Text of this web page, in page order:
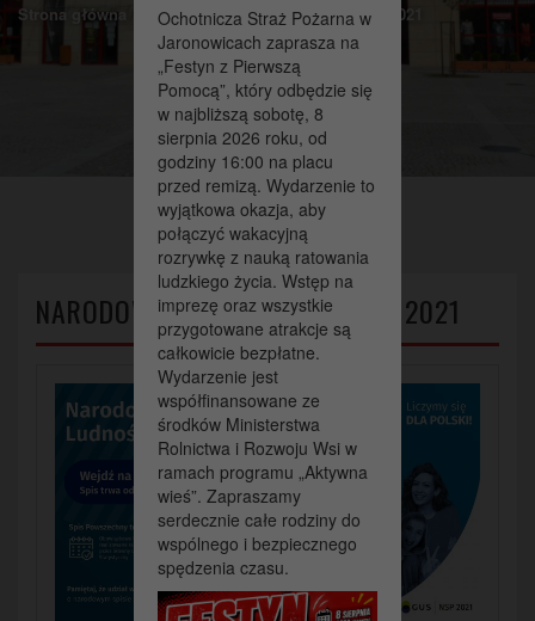
Strona główna Narodowy Spis Ludności NSP 2021
Ochotnicza Straż Pożarna w
Jaronowicach zaprasza na
„Festyn z Pierwszą
Pomocą”, który odbędzie się
w najbliższą sobotę, 8
sierpnia 2026 roku, od
godziny 16:00 na placu
przed remizą. Wydarzenie to
wyjątkowa okazja, aby
połączyć wakacyjną
rozrywkę z nauką ratowania
ludzkiego życia. Wstęp na
imprezę oraz wszystkie
przygotowane atrakcje są
całkowicie bezpłatne.
Wydarzenie jest
współfinansowane ze
środków Ministerstwa
Rolnictwa i Rozwoju Wsi w
ramach programu „Aktywna
wieś”. Zapraszamy
serdecznie całe rodziny do
wspólnego i bezpiecznego
spędzenia czasu.
NARODOWY SPIS LUDNOŚCI NSP 2021